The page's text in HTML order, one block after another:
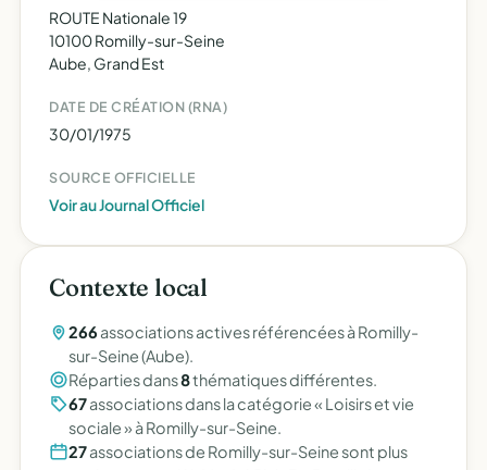
ROUTE Nationale 19
10100 Romilly-sur-Seine
Aube, Grand Est
DATE DE CRÉATION (RNA)
30/01/1975
SOURCE OFFICIELLE
Voir au Journal Officiel
Contexte local
266 associations actives référencées à Romilly-
sur-Seine (Aube).
Réparties dans8thématiques différentes.
67associations dans la catégorie « Loisirs et vie
sociale » à Romilly-sur-Seine.
27associations de Romilly-sur-Seine sont plus